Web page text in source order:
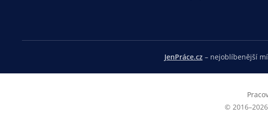
JenPráce.cz– nejoblíbenější
©